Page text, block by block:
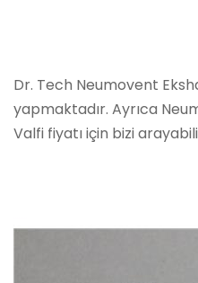
Dr. Tech Neumovent
yapmaktadır. Ayrıca
Valfi fiyatı için bizi